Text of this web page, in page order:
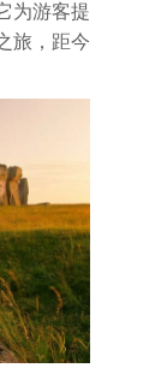
为游客提
旅，距今